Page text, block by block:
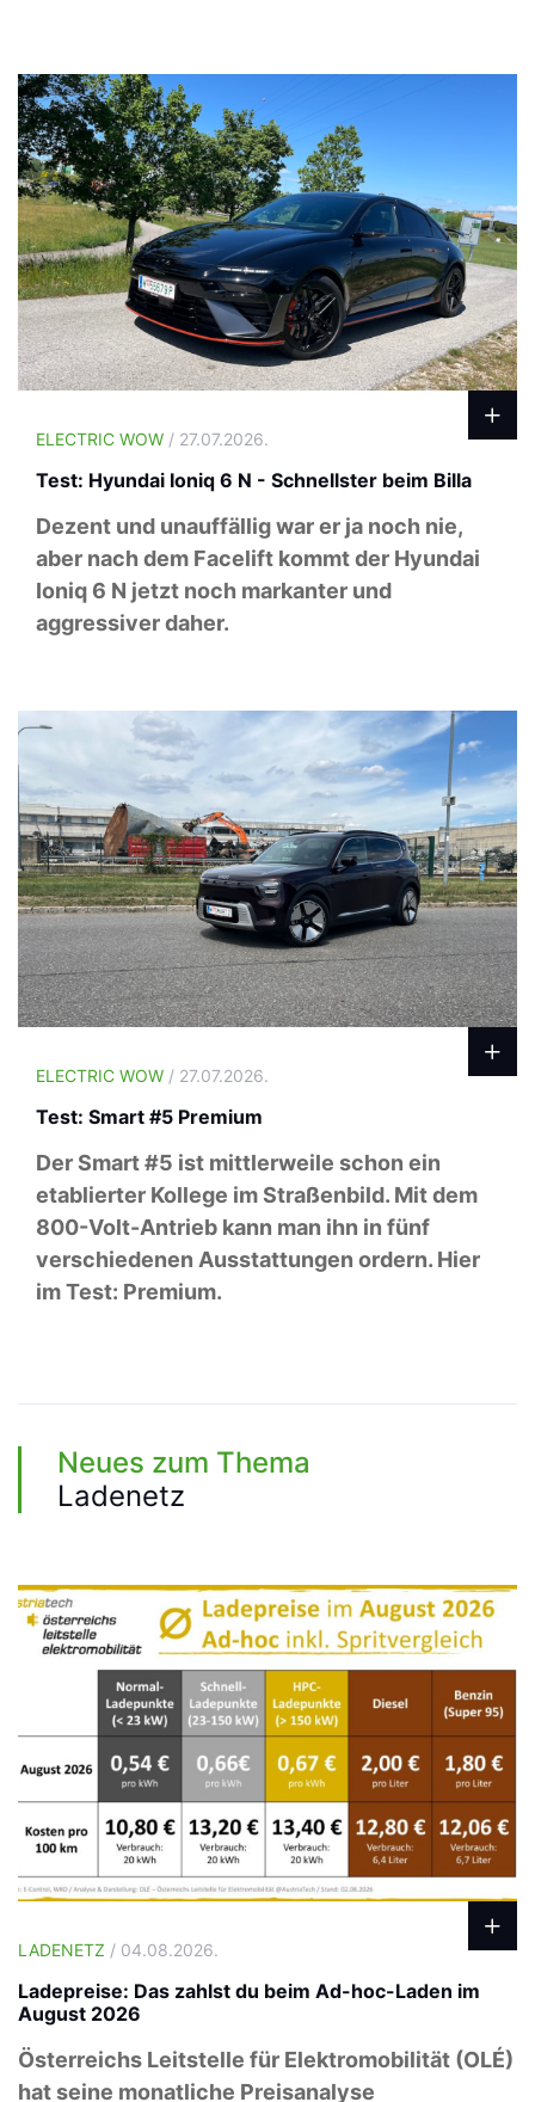
ELECTRIC WOW / 27.07.2026.
Test: Hyundai Ioniq 6 N - Schnellster beim Billa
Dezent und unauffällig war er ja noch nie,
aber nach dem Facelift kommt der Hyundai
Ioniq 6 N jetzt noch markanter und
aggressiver daher.
ELECTRIC WOW / 27.07.2026.
Test: Smart #5 Premium
Der Smart #5 ist mittlerweile schon ein
etablierter Kollege im Straßenbild. Mit dem
800-Volt-Antrieb kann man ihn in fünf
verschiedenen Ausstattungen ordern. Hier
im Test: Premium.
Neues zum Thema
Ladenetz
LADENETZ / 04.08.2026.
Ladepreise: Das zahlst du beim Ad-hoc-Laden im
August 2026
Österreichs Leitstelle für Elektromobilität (OLÉ)
hat seine monatliche Preisanalyse